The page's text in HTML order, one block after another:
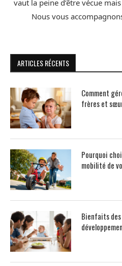
vaut la peine d’être vécue
Nous vous
ARTICLES RÉCENTS
Comment
frères et
Pourquoi
mobilité de
Bienfaits